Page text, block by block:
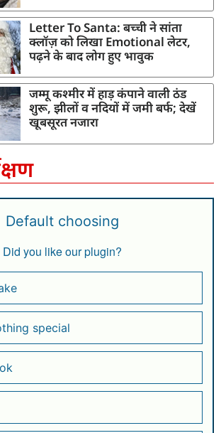
Letter To Santa: बच्ची ने सांता
क्लॉज़ को लिखा Emotional लेटर,
पढ़ने के बाद लोग हुए भावुक
जम्मू कश्मीर में हाड़ कंपाने वाली ठंड
शुरू, झीलों व नदियों में जमी बर्फ; देखें
खूबसूरत नजारा
Default choosing
Did you like our plugin?
special